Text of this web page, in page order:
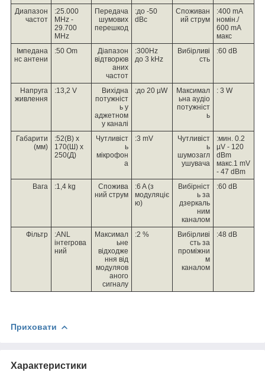
Диапазон
частот
:25.000
MHz -
29.700
MHz
Передача
шумових
перешкод
:до -50
dBс
Споживан
ий струм
:400 mA
номін./
600 mA
макс
Імпедана
нс антени
:50 Om
Діапазон
відтворюв
аних
частот
:300Hz
до 3 kHz
Вибірливі
сть
:60 dB
Напруга
живлення
:13,2 V
Вихідна
потужніст
ь у
аджетном
у каналі
:до 20 µW
Максимал
ьна аудіо
потужніст
ь
: 3 W
Габарити
(мм)
:52(В) x
170(Ш) x
250(Д)
Чутливіст
ь
мікрофон
а
:3 mV
Чутливіст
ь
шумозагл
ушувача
:мин. 0.2
µV - 120
dBm
макс.1 mV
- 47 dBm
Вага
:1,4 kg
Спожива
ний струм
:6 A (з
модуляціє
ю)
Вибірніст
ь за
дзеркаль
ним
каналом
:60 dB
Фільтр
:ANL
інтегрова
ний
Максимал
ьне
відходже
ння від
модуляов
аного
сигналу
:2 %
Вибірливі
сть за
проміжни
м
каналом
:48 dB
Приховати
Характеристики